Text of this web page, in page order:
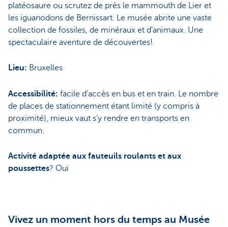
platéosaure ou scrutez de près le mammouth de Lier et
les iguanodons de Bernissart. Le musée abrite une vaste
collection de fossiles, de minéraux et d’animaux. Une
spectaculaire aventure de découvertes!
Lieu: Bruxelles
Accessibilité: facile d’accès en bus et en train. Le nombre
de places de stationnement étant limité (y compris à
proximité), mieux vaut s’y rendre en transports en
commun.
Activité adaptée aux fauteuils roulants et aux
poussettes? Oui
Vivez un moment hors du temps au Musée